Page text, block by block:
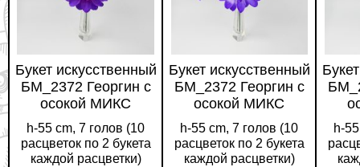
Букет искусственный
БМ_2372 Георгин с
осокой МИКС
h-55 cm, 7 голов (10
расцветок по 2 букета
каждой расцветки)
Букет искусственный
БМ_2372 Георгин с
осокой МИКС
h-55 cm, 7 голов (10
расцветок по 2 букета
каждой расцветки)
h-